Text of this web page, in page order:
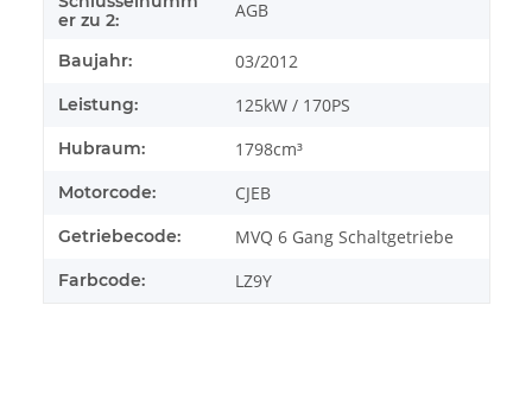
er zu 2:
AGB
Baujahr: 03/2012
Leistung: 125kW / 170PS
Hubraum: 1798cm³
Motorcode: CJEB
Getriebecode: MVQ 6 Gang Schaltgetriebe
Farbcode: LZ9Y